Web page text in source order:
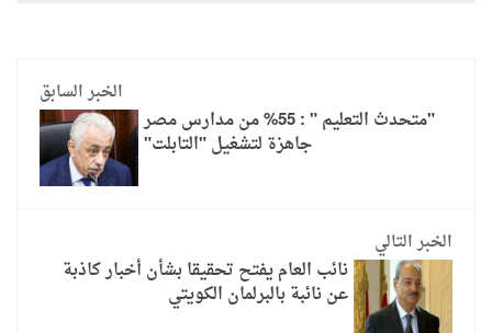
الخبر السابق
"متحدث التعليم " : 55% من مدارس مصر
جاهزة لتشغيل "التابلت"
الخبر التالي
نائب العام يفتح تحقيقا بشأن أخبار كاذبة
عن نائبة بالبرلمان الكويتي